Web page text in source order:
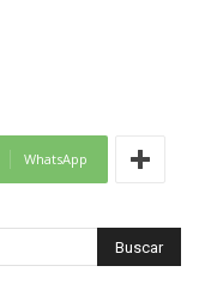
WhatsApp